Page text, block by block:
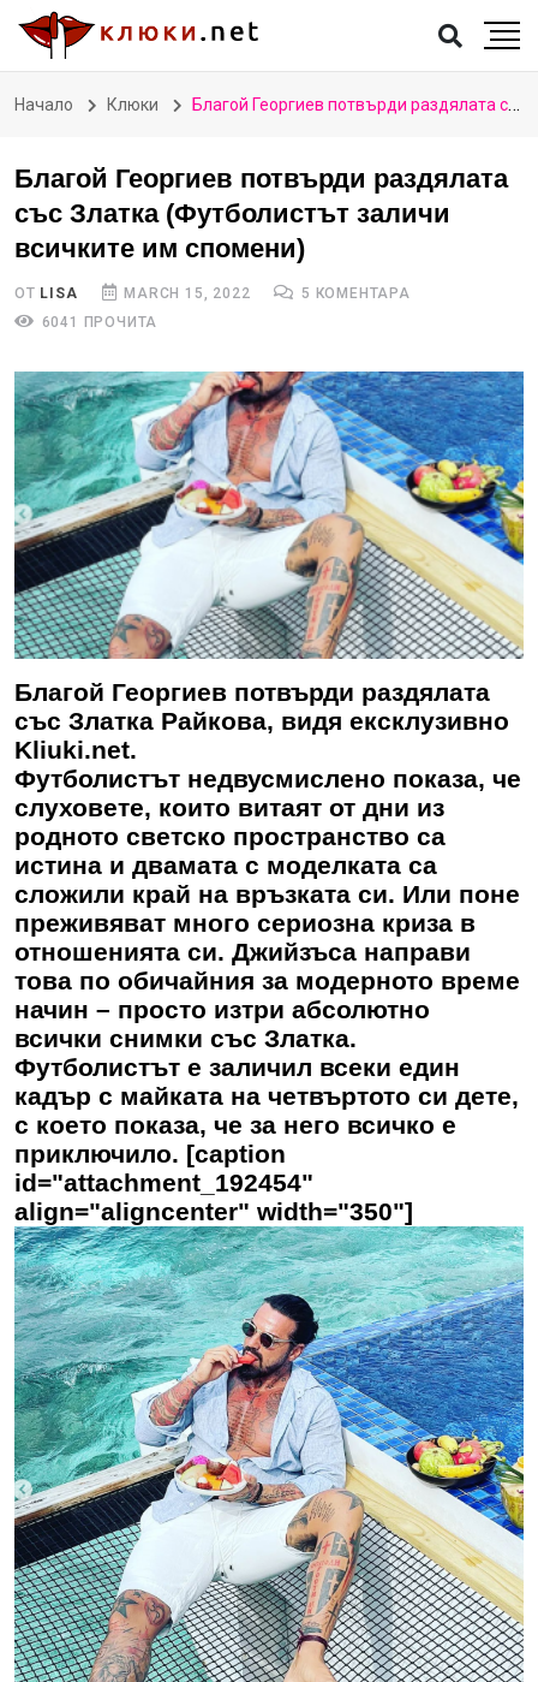
Начало Клюки Благой Георгиев потвърди раздялата със Златка (Футболистът заличи всичките им спомени)
Благой Георгиев потвърди раздялата
със Златка (Футболистът заличи
всичките им спомени)
ОТ LISA MARCH 15, 2022
5 КОМЕНТАРА
6041 ПРОЧИТА
Благой Георгиев потвърди раздялата
със Златка Райкова, видя ексклузивно
Kliuki.net.
Футболистът недвусмислено показа, че
слуховете, които витаят от дни из
родното светско пространство са
истина и двамата с моделката са
сложили край на връзката си. Или поне
преживяват много сериозна криза в
отношенията си. Джийзъса направи
това по обичайния за модерното време
начин – просто изтри абсолютно
всички снимки със Златка.
Футболистът е заличил всеки един
кадър с майката на четвъртото си дете,
с което показа, че за него всичко е
приключило. [caption
id="attachment_192454"
align="aligncenter" width="350"]